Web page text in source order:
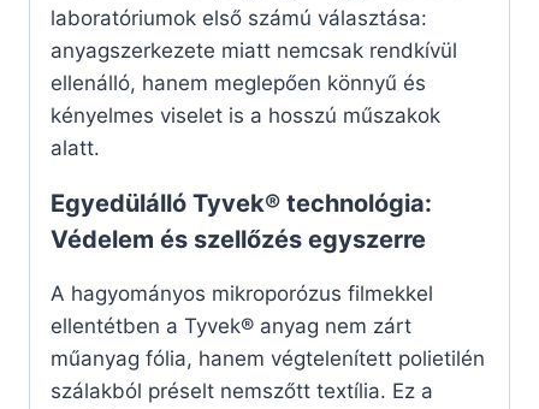
laboratóriumok első számú választása:
anyagszerkezete miatt nemcsak rendkívül
ellenálló, hanem meglepően könnyű és
kényelmes viselet is a hosszú műszakok
alatt.
Egyedülálló Tyvek® technológia:
Védelem és szellőzés egyszerre
A hagyományos mikroporózus filmekkel
ellentétben a Tyvek® anyag nem zárt
műanyag fólia, hanem végtelenített polietilén
szálakból préselt nemszőtt textília. Ez a